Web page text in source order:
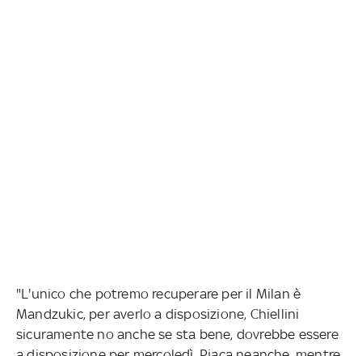
"L'unico che potremo recuperare per il Milan è
Mandzukic, per averlo a disposizione, Chiellini
sicuramente no anche se sta bene, dovrebbe essere